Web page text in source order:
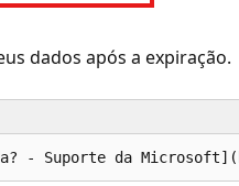
dados após a expiração.